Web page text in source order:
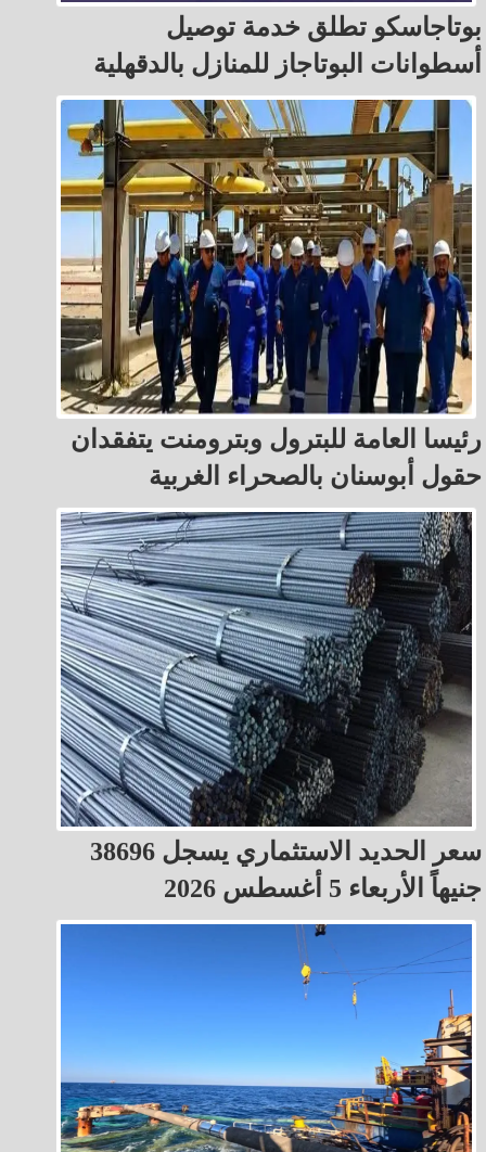
بوتاجاسكو تطلق خدمة توصيل
أسطوانات البوتاجاز للمنازل بالدقهلية
رئيسا العامة للبترول وبترومنت يتفقدان
حقول أبوسنان بالصحراء الغربية
سعر الحديد الاستثماري يسجل 38696
جنيهاً الأربعاء 5 أغسطس 2026